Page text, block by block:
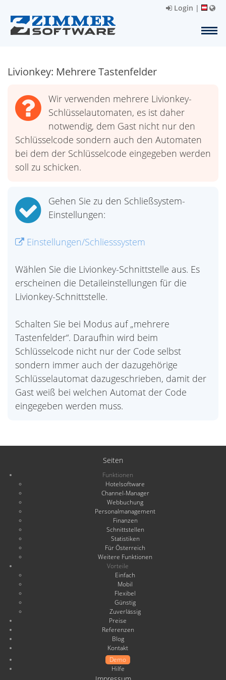
Login |
Livionkey: Mehrere Tastenfelder
Wir verwenden mehrere Livionkey-
Schlüsselautomaten, es ist daher
notwendig, dem Gast nicht nur den
Schlüsselcode sondern auch den Automaten
bei dem der Schlüsselcode eingegeben werden
soll zu schicken.
Gehen Sie zu den Schließsystem-
Einstellungen:
Einstellungen/Schliesssystem
Wählen Sie die Livionkey-Schnittstelle aus. Es
erscheinen die Detaileinstellungen für die
Livionkey-Schnittstelle.
Schalten Sie bei Modus auf „mehrere
Tastenfelder“. Daraufhin wird beim
Schlüsselcode nicht nur der Code selbst
sondern immer auch der dazugehörige
Schlüsselautomat dazugeschrieben, damit der
Gast weiß bei welchen Automat der Code
eingegeben werden muss.
Seiten
Funktionen
Hotelsoftware
Channel-Manager
Webbuchung
Personalmanagement
Finanzen
Schnittstellen
Statistiken
Für Österreich
Weitere Funktionen
Vorteile
Einfach
Mobil
Flexibel
Günstig
Zuverlässig
Preise
Referenzen
Blog
Kontakt
Demo
Hilfe